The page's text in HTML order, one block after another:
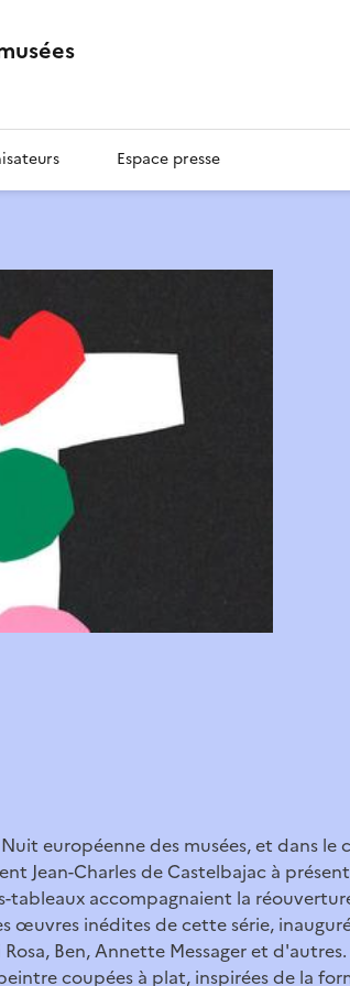
Espace presse
européenne des musées, et dans
Jean-Charles de Castelbajac à
tableaux accompagnaient la
œuvres inédites de cette série,
Ben, Annette Messager et
coupées à plat, inspirées de la